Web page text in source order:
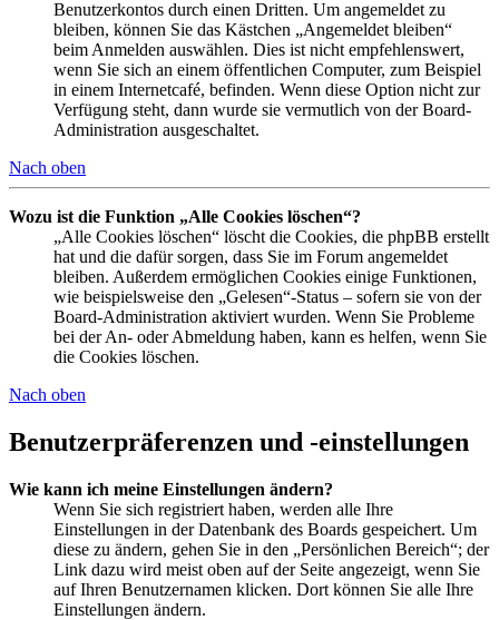
Benutzerkontos durch einen Dritten. Um angemeldet zu
bleiben, können Sie das Kästchen „Angemeldet bleiben“
beim Anmelden auswählen. Dies ist nicht empfehlenswert,
wenn Sie sich an einem öffentlichen Computer, zum Beispiel
in einem Internetcafé, befinden. Wenn diese Option nicht zur
Verfügung steht, dann wurde sie vermutlich von der Board-
Administration ausgeschaltet.
Nach oben
Wozu ist die Funktion „Alle Cookies löschen“?
„Alle Cookies löschen“ löscht die Cookies, die phpBB erstellt
hat und die dafür sorgen, dass Sie im Forum angemeldet
bleiben. Außerdem ermöglichen Cookies einige Funktionen,
wie beispielsweise den „Gelesen“-Status – sofern sie von der
Board-Administration aktiviert wurden. Wenn Sie Probleme
bei der An- oder Abmeldung haben, kann es helfen, wenn Sie
die Cookies löschen.
Nach oben
Benutzerpräferenzen und -einstellungen
Wie kann ich meine Einstellungen ändern?
Wenn Sie sich registriert haben, werden alle Ihre
Einstellungen in der Datenbank des Boards gespeichert. Um
diese zu ändern, gehen Sie in den „Persönlichen Bereich“; der
Link dazu wird meist oben auf der Seite angezeigt, wenn Sie
auf Ihren Benutzernamen klicken. Dort können Sie alle Ihre
Einstellungen ändern.